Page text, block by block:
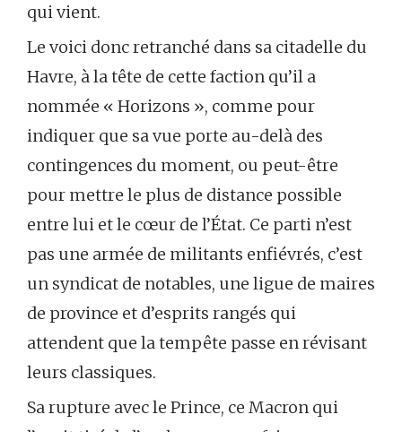
qui vient.
Le voici donc retranché dans sa citadelle du
Havre, à la tête de cette faction qu’il a
nommée « Horizons », comme pour
indiquer que sa vue porte au-delà des
contingences du moment, ou peut-être
pour mettre le plus de distance possible
entre lui et le cœur de l’État. Ce parti n’est
pas une armée de militants enfiévrés, c’est
un syndicat de notables, une ligue de maires
de province et d’esprits rangés qui
attendent que la tempête passe en révisant
leurs classiques.
Sa rupture avec le Prince, ce Macron qui